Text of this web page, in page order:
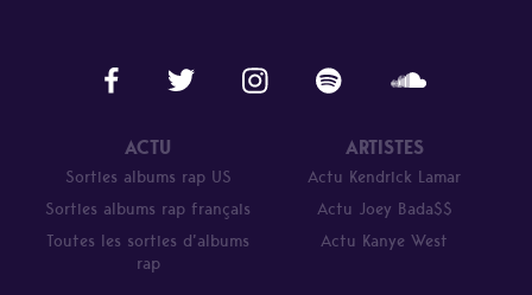
ACTU
Sorties albums rap US
Sorties albums rap français
Toutes les sorties d’albums
rap
ARTISTES
Actu Kendrick Lamar
Actu Joey Bada$$
Actu Kanye West